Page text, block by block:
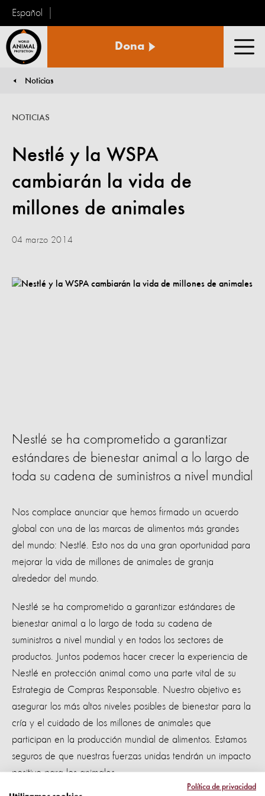
Español
Animal
Dona
Noticias
Nestlé y la WSPA
cambiarán la vida de
millones de animales
NOTICIAS
04 marzo 2014
Nestlé se ha comprometido a garantizar
estándares de bienestar animal a lo largo de
toda su cadena de suministros a nivel mundial
Nos complace anunciar que hemos firmado un acuerdo
global con una de las marcas de alimentos más grandes
del mundo: Nestlé. Esto nos da una gran oportunidad para
mejorar la vida de millones de animales de granja
alrededor del mundo.
Nestlé se ha comprometido a garantizar estándares de
bienestar animal a lo largo de toda su cadena de
suministros a nivel mundial y en todos los sectores de
productos. Juntos podemos hacer crecer la experiencia de
Nestlé en protección animal como una parte vital de su
Estrategia de Compras Responsable. Nuestro objetivo es
asegurar los más altos niveles posibles de bienestar para la
cría y el cuidado de los millones de animales que
participan en la producción mundial de alimentos. Estamos
seguros de que nuestras fuerzas unidas tendrán un impacto
positivo para los animales.
Política de privacidad